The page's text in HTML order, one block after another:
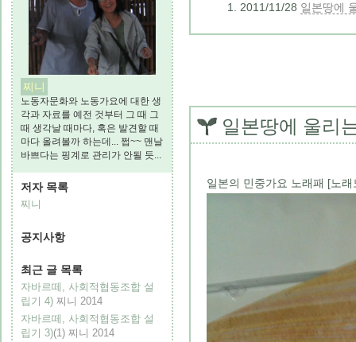
찌니
노동자문화와 노동가요에 대한 생
각과 자료를 예전 것부터 그 때 그
때 생각날 때마다, 혹은 발견할 때
마다 올려볼까 하는데... 쩝~~ 맨날
바쁘다는 핑계로 관리가 안될 듯...
저자 목록
찌니
공지사항
최근 글 목록
자바르떼, 사회적협동조합 설
립기 4) 찌니 2014
자바르떼, 사회적협동조합 설
립기 3)(1) 찌니 2014
2011/11/28 일본땅에
일본땅에 울리
일본의 민중가요 노래패 [노